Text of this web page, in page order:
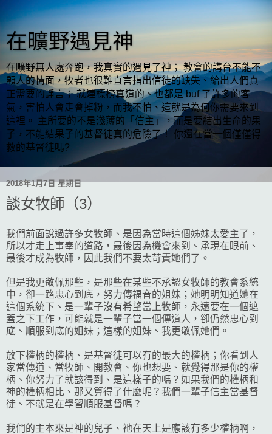
在曠野遇見神
在曠野無人處奔跑，我真實的遇見了神； 教會的講台不能不
顧人的情面，牧者也很難直言指出信徒的缺失、給出人們真
正需要的諍言； 就連標榜真道的、也都是 buf 了許多的客
氣，害怕人會走會掉粉，而我不怕、這就是為何你需要來到
這裡。 主所要的不是淺薄的「信主」，而是要結出生命的果
子，不能結果子的基督徒真的危險了！ 你還在當一個僅僅得
救的基督徒嗎?
2018年1月7日 星期日
談女牧師（3）
我們前面說過許多女牧師、是因為當時這個姊妹太愛主了，
所以才走上事奉的道路，最後因為機會來到、承現在眼前、
最後才成為牧師，因此我們不要太苛責她們了。
但是我更敬佩那些，是那些在某些不承認女牧師的教會系統
中，卻一路忠心到底，努力傳福音的姐妹；她明明知道她在
這個系統下、是一輩子沒有希望當上牧師，永遠要在一個遮
蓋之下工作，可能就是一輩子當一個傳道人，卻仍然忠心到
底、順服到底的姐妹；這樣的姐妹、我更敬佩她們。
放下權柄的權柄、是基督徒可以有的最大的權柄；你看到人
家當傳道、當牧師、開教會、你也想要、就覺得那是你的權
柄、你努力了就該得到、是這樣子的嗎？如果我們的權柄和
神的權柄相比、那又算得了什麼呢？我們一輩子信主當基督
徒、不就是在學習順服基督嗎？
我們的主本來是神的兒子、祂在天上是應該有多少權柄啊，